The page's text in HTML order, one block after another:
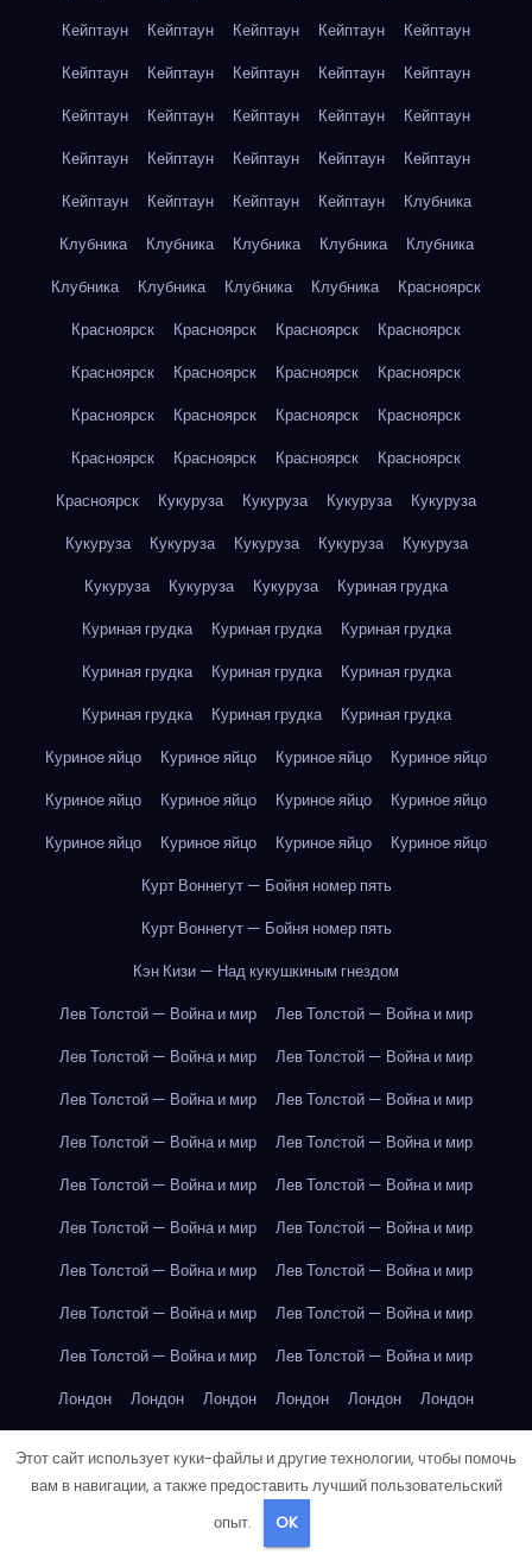
Кейптаун
Кейптаун Кейптаун Кейптаун
Кейптаун
Кейптаун
Кейптаун Кейптаун Кейптаун
Кейптаун
Кейптаун
Кейптаун Кейптаун Кейптаун
Кейптаун
Кейптаун
Кейптаун Кейптаун Кейптаун
Кейптаун
Кейптаун
Кейптаун Кейптаун Кейптаун
Клубника
Клубника
Клубника Клубника Клубника
Клубника
Клубника
Клубника Клубника Клубника
Красноярск
Красноярск
Красноярск Красноярск
Красноярск
Красноярск
Красноярск Красноярск
Красноярск
Красноярск
Красноярск Красноярск
Красноярск
Красноярск
Красноярск Красноярск
Красноярск
Красноярск
Кукуруза Кукуруза Кукуруза
Кукуруза
Кукуруза
Кукуруза Кукуруза Кукуруза
Кукуруза
Кукуруза
Кукуруза Кукуруза
Куриная грудка
Куриная грудка
Куриная грудка
Куриная грудка
Куриная грудка
Куриная грудка
Куриная грудка
Куриная грудка
Куриная грудка
Куриная грудка
Куриное яйцо
Куриное яйцо Куриное яйцо
Куриное яйцо
Куриное яйцо
Куриное яйцо Куриное яйцо
Куриное яйцо
Куриное яйцо
Куриное яйцо Куриное яйцо
Куриное яйцо
Курт Воннегут — Бойня номер пять
Курт Воннегут — Бойня номер пять
Кэн Кизи — Над кукушкиным гнездом
Лев Толстой — Война и мир
Лев Толстой — Война и мир
Лев Толстой — Война и мир
Лев Толстой — Война и мир
Лев Толстой — Война и мир
Лев Толстой — Война и мир
Лев Толстой — Война и мир
Лев Толстой — Война и мир
Лев Толстой — Война и мир
Лев Толстой — Война и мир
Лев Толстой — Война и мир
Лев Толстой — Война и мир
Лев Толстой — Война и мир
Лев Толстой — Война и мир
Лев Толстой — Война и мир
Лев Толстой — Война и мир
Лев Толстой — Война и мир
Лев Толстой — Война и мир
Лондон
Лондон Лондон Лондон Лондон
Лондон
Лондон
Лондон Лондон Лондон Лондон
Лондон
Лондон Лондон
Этот сайт использует куки-файлы и другие технологии, чтобы помочь
вам в навигации, а также предоставить лучший пользовательский
опыт.
OK